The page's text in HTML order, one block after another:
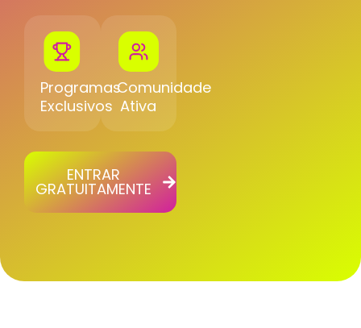
Programas
Exclusivos
Comunidade
Ativa
ENTRAR
GRATUITAMENTE